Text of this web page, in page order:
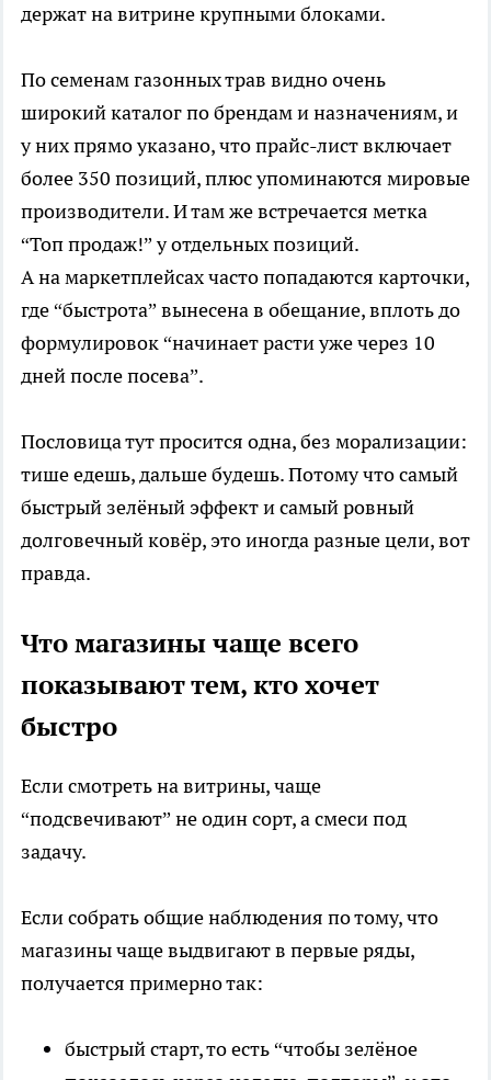
держат на витрине крупными блоками.
Посеменам газонных трав видно очень
широкий каталог по брендам и назначениям, и
у них прямо указано, что прайс-лист включает
более 350 позиций, плюс упоминаются мировые
производители. И там же встречается метка
“Топ продаж!” у отдельных позиций.
А на маркетплейсах часто попадаются карточки,
где “быстрота” вынесена в обещание, вплоть до
формулировок “начинает расти уже через 10
дней после посева”.
Пословица тут просится одна, без морализации:
тише едешь, дальше будешь. Потому что самый
быстрый зелёный эффект и самый ровный
долговечный ковёр, это иногда разные цели, вот
правда.
Что магазины чаще всего
показывают тем, кто хочет
быстро
Если смотреть на витрины, чаще
“подсвечивают” не один сорт, а смеси под
задачу.
Если собрать общие наблюдения по тому, что
магазины чаще выдвигают в первые ряды,
получается примерно так:
быстрый старт, то есть “чтобы зелёное